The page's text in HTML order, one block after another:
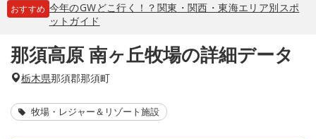
おすすめ 今年のGWどこ行く！？関東・関西・東海エリア別スポ
ットガイド
那須高原 南ヶ丘牧場の詳細データ
栃木県那須郡那須町
牧場・レジャー＆リゾート施設